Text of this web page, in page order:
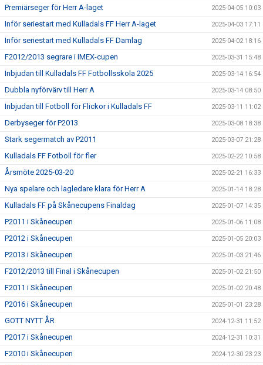
Premiärseger för Herr A-laget 2025-04-05 10:03
Inför seriestart med Kulladals FF Herr A-laget 2025-04-03 17:11
Inför seriestart med Kulladals FF Damlag 2025-04-02 18:16
F2012/2013 segrare i IMEX-cupen 2025-03-31 15:48
Inbjudan till Kulladals FF Fotbollsskola 2025 2025-03-14 16:54
Dubbla nyförvärv till Herr A 2025-03-14 08:50
Inbjudan till Fotboll för Flickor i Kulladals FF 2025-03-11 11:02
Derbyseger för P2013 2025-03-08 18:38
Stark segermatch av P2011 2025-03-07 21:28
Kulladals FF Fotboll för fler 2025-02-22 10:58
Årsmöte 2025-03-20 2025-02-21 16:33
Nya spelare och lagledare klara för Herr A 2025-01-14 18:28
Kulladals FF på Skånecupens Finaldag 2025-01-07 14:35
P2011 i Skånecupen 2025-01-06 11:08
P2012 i Skånecupen 2025-01-05 20:03
P2013 i Skånecupen 2025-01-03 21:46
F2012/2013 till Final i Skånecupen 2025-01-02 21:50
F2011 i Skånecupen 2025-01-02 20:48
P2016 i Skånecupen 2025-01-01 23:28
GOTT NYTT ÅR 2024-12-31 11:52
P2017 i Skånecupen 2024-12-31 10:31
F2010 i Skånecupen 2024-12-30 23:23